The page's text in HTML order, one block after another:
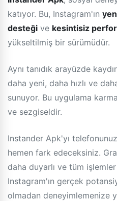
katıyor. Bu, Instagram'ın
desteği ve kesintisiz
yükseltilmiş bir sürümüdür.
Aynı tanıdık arayüzde
daha yeni, daha hızlı ve
sunuyor. Bu uygulama
ve sezgiseldir.
Instander Apk'yı
hemen fark edeceksiniz.
daha duyarlı ve tüm
Instagram'ın gerçek
olmadan deneyimlemenize